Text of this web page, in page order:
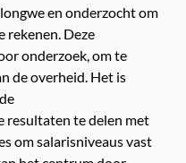
en onderzocht om
rekenen. Deze
onderzoek, om te
de overheid. Het is
resultaten te delen met
om salarisniveaus vast